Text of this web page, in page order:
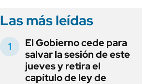
Las más leídas
El Gobierno cede para
salvar la sesión de este
jueves y retira el
capítulo de ley de